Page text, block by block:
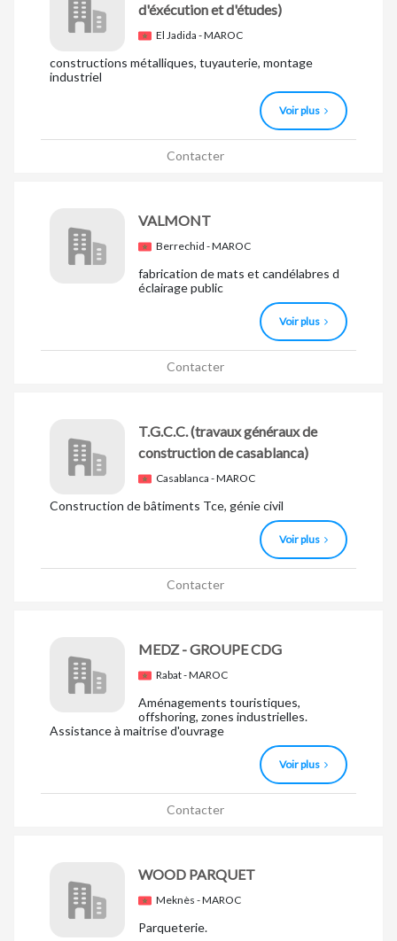
d'éxécution et d'études)
El Jadida - MAROC
constructions métalliques, tuyauterie, montage
industriel
Voir plus
Contacter
VALMONT
Berrechid - MAROC
fabrication de mats et candélabres d
éclairage public
Voir plus
Contacter
T.G.C.C.(travaux généraux de
construction de casablanca)
Casablanca - MAROC
Construction de bâtiments Tce, génie civil
Voir plus
Contacter
MEDZ - GROUPE CDG
Rabat - MAROC
Aménagements touristiques,
offshoring, zones industrielles.
Assistance à maitrise d'ouvrage
Voir plus
Contacter
WOOD PARQUET
Meknès - MAROC
Parqueterie.